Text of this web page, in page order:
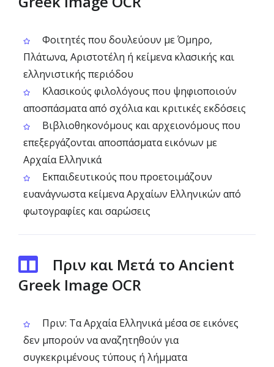
Φοιτητές που δουλεύουν με Όμηρο,
Πλάτωνα, Αριστοτέλη ή κείμενα κλασικής και
ελληνιστικής περιόδου
Κλασικούς φιλολόγους που ψηφιοποιούν
αποσπάσματα από σχόλια και κριτικές εκδόσεις
Βιβλιοθηκονόμους και αρχειονόμους που
επεξεργάζονται αποσπάσματα εικόνων με
Αρχαία Ελληνικά
Εκπαιδευτικούς που προετοιμάζουν
ευανάγνωστα κείμενα Αρχαίων Ελληνικών από
φωτογραφίες και σαρώσεις
Πριν και Μετά το Ancient
Greek Image OCR
Πριν: Τα Αρχαία Ελληνικά μέσα σε εικόνες
δεν μπορούν να αναζητηθούν για
συγκεκριμένους τύπους ή λήμματα